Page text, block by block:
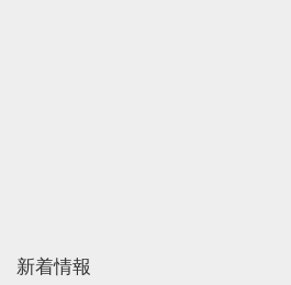
新着情報